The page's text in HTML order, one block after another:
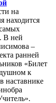
на
находится
В ней
–
ранней
«Билет
к
наставнике